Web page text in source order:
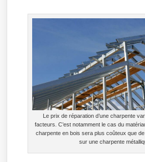
Le prix de réparation d’une charpente
facteurs. C’est notamment le cas du
charpente en bois sera plus coûteux que
sur une charpente